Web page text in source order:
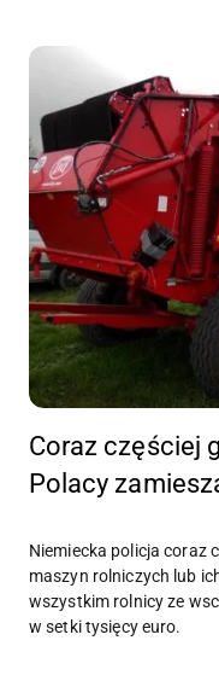
Coraz częściej
Polacy
Niemiecka policja coraz
maszyn rolniczych lub
wszystkim rolnicy ze
w setki tysięcy euro.